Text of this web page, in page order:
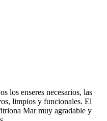
los enseres necesarios, las
limpios y funcionales. El
Mar muy agradable y